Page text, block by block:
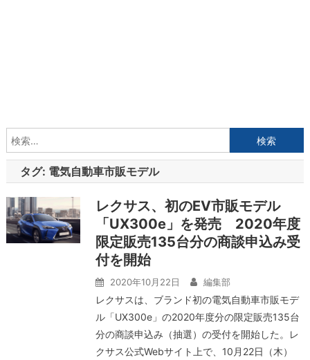
索:
タグ: 電気自動車市販モデル
レクサス、初のEV市販モデル
「UX300e」を発売 2020年度
限定販売135台分の商談申込み受
付を開始
2020年10月22日 編集部
レクサスは、ブランド初の電気自動車市販モデ
ル「UX300e」の2020年度分の限定販売135台
分の商談申込み（抽選）の受付を開始した。レ
クサス公式Webサイト上で、10月22日（木）